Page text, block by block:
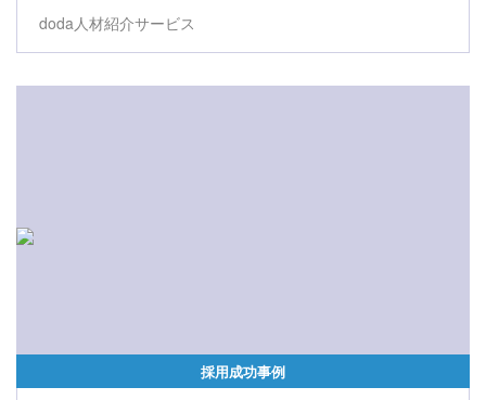
doda人材紹介サービス
採用成功事例